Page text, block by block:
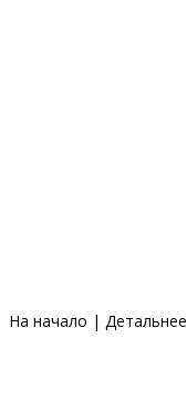
На начало | Детальнее